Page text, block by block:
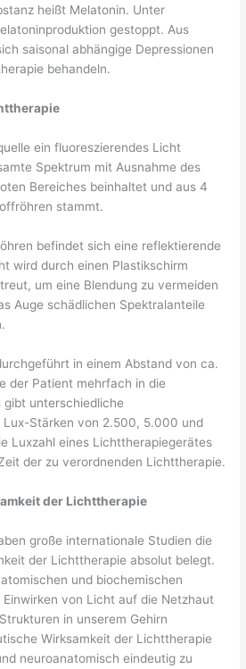
heißt Melatonin. Unter
gestoppt. Aus
saisonal abhängige Depressionen
behandeln.
ein fluoreszierendes Licht
Spektrum mit Ausnahme des
Bereiches beinhaltet und aus 4
stammt.
befindet sich eine reflektierende
wird durch einen Plastikschirm
um eine Blendung zu vermeiden
Auge schädlichen Spektralanteile
in einem Abstand von ca.
der Patient mehrfach in die
gibt unterschiedliche
Stärken von 2.500, 5.000 und
Luxzahl eines Lichttherapiegerätes
der zu verordnenden Lichttherapie.
der Lichttherapie
große internationale Studien die
der Lichttherapie absolut belegt.
und biochemischen
von Licht auf die Netzhaut
in unserem Gehirn
Wirksamkeit der Lichttherapie
neuroanatomisch eindeutig zu